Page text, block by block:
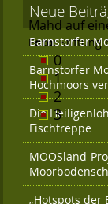
Mahd auf
Foto:Stiftung
0
1
2
3
Neue
Barnstorfer
Barnstorfer
Hochmoors
Die
Fischtreppe
MOOSland-
„Hotspots der